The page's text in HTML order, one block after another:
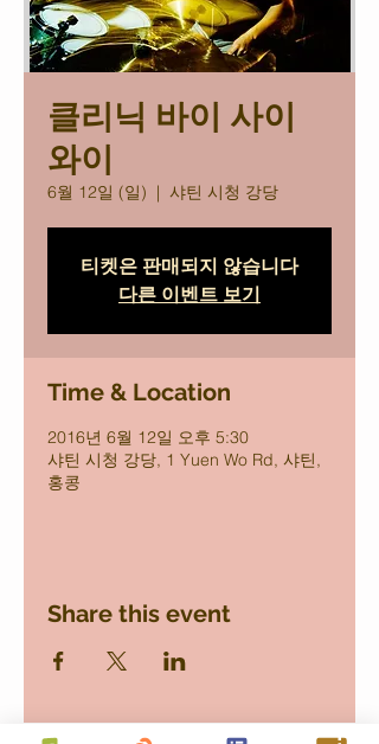
클리닉 바이 사이
와이
6월 12일 (일)
  |
샤틴 시청 강당
티켓은 판매되지 않습니다
다른 이벤트 보기
Time & Location
2016년 6월 12일 오후 5:30
샤틴 시청 강당, 1 Yuen Wo Rd, 샤틴,
홍콩
Share this event